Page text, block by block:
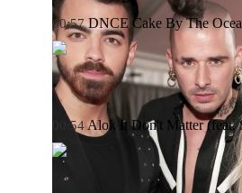
00:57 DNCE Cake By The
00:54Alok It Don't Matter